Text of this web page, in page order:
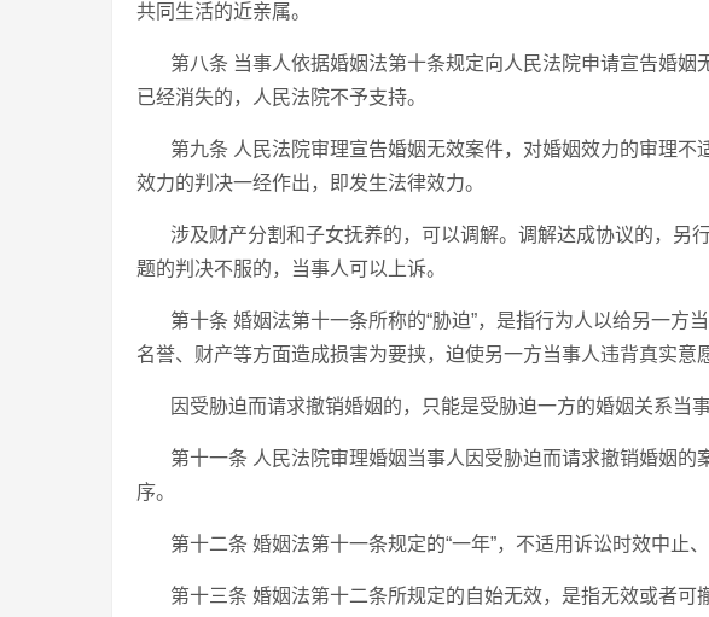
共同生活的近亲属。
第八条 当事人依据婚姻法第十条规定向人民法院申请宣告婚姻
已经消失的，人民法院不予支持。
第九条 人民法院审理宣告婚姻无效案件，对婚姻效力的审理不
效力的判决一经作出，即发生法律效力。
涉及财产分割和子女抚养的，可以调解。调解达成协议的，另
题的判决不服的，当事人可以上诉。
第十条 婚姻法第十一条所称的“胁迫”，是指行为人以给另一方
名誉、财产等方面造成损害为要挟，迫使另一方当事人违背真实意
因受胁迫而请求撤销婚姻的，只能是受胁迫一方的婚姻关系当事
第十一条 人民法院审理婚姻当事人因受胁迫而请求撤销婚姻的
序。
第十二条 婚姻法第十一条规定的“一年”，不适用诉讼时效中止
第十三条 婚姻法第十二条所规定的自始无效，是指无效或者可